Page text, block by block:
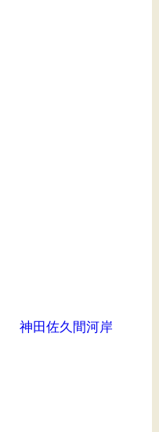
神田佐久間河岸